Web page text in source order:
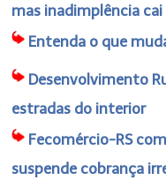
mas inadimplência cai
Entenda o que
Desenvolvimento
estradas do interior
Fecomércio-RS
suspende cobrança